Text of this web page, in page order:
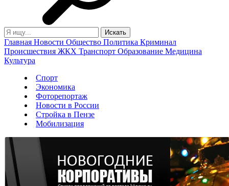
Главная Новости Общество Политика Криминал
Происшествия ЖКХ Транспорт Образование Медицина
Культура
Спорт
Экономика
Фоторепортаж
Новости в России
Стройка в Пензе
Мобилизация